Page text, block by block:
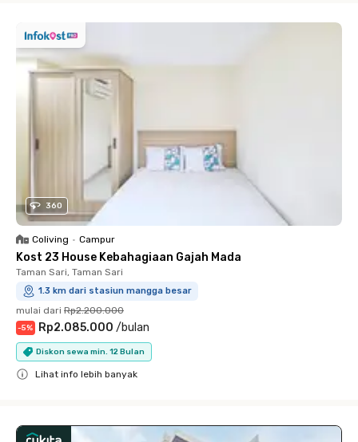
360
Coliving • Campur
Kost 23 House Kebahagiaan Gajah Mada
Taman Sari, Taman Sari
1.3 km dari stasiun mangga besar
mulai dari Rp2.200.000
-5% Rp2.085.000 /bulan
Diskon sewa min. 12 Bulan
Lihat info lebih banyak